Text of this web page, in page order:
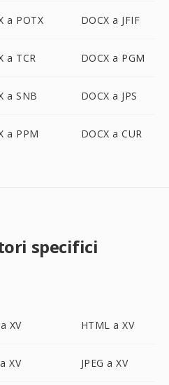
a POTX DOCX a JFIF
a TCR DOCX a PGM
a SNB DOCX a JPS
a PPM DOCX a CUR
specifici
XV HTML a XV
XV JPEG a XV